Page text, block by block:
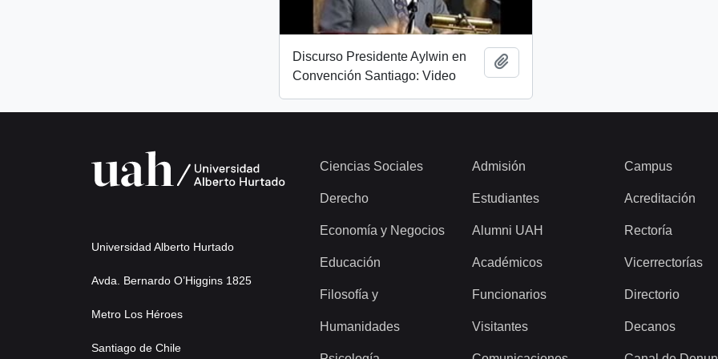
Discurso Presidente Aylwin en
Convención Santiago: Video
Universidad Alberto Hurtado
Avda. Bernardo O’Higgins 1825
Metro Los Héroes
Santiago de Chile
Ciencias Sociales
Derecho
Economía y Negocios
Educación
Filosofía y
Humanidades
Admisión
Estudiantes
Alumni UAH
Académicos
Funcionarios
Visitantes
Campus
Acreditación
Rectoría
Vicerrectorías
Directorio
Decanos